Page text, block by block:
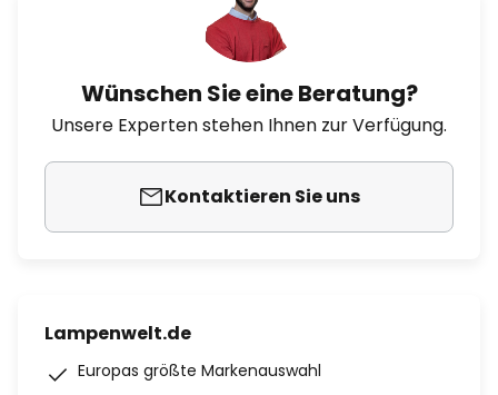
Wünschen Sie eine Beratung?
Unsere Experten stehen Ihnen zur Verfügung.
Kontaktieren Sie uns
Lampenwelt.de
Europas größte Markenauswahl